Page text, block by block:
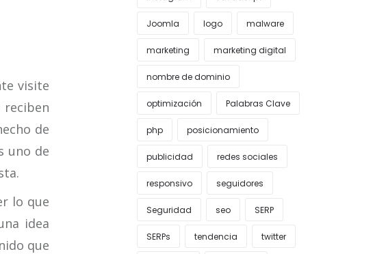
visite
de
uno de
lo que
idea
que
Joomla logo malware
marketing marketing digital
nombre de dominio
optimización Palabras Clave
php posicionamiento
publicidad redes sociales
responsivo seguidores
Seguridad seo SERP
SERPs tendencia twitter